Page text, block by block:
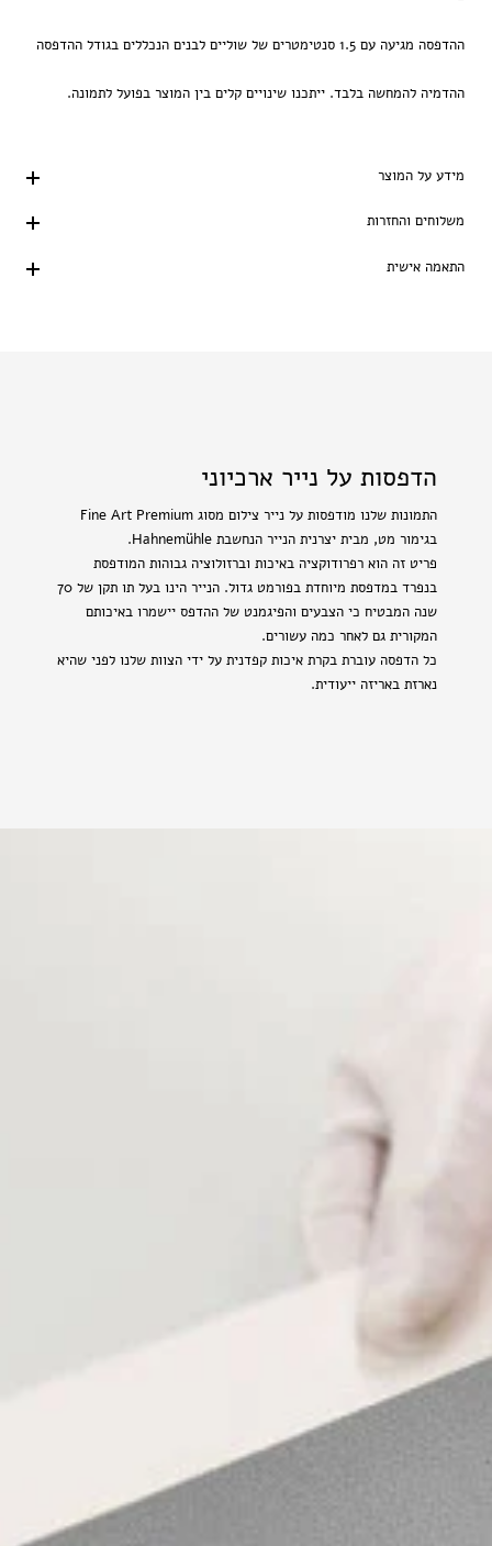
ההדפסה מגיעה עם 1.5 סנטימטרים של שוליים לבנים הנכללים בגודל ההדפסה
ההדמיה להמחשה בלבד. ייתכנו שינויים קלים בין המוצר בפועל לתמונה.
מידע על המוצר
משלוחים והחזרות
התאמה אישית
הדפסות על נייר ארכיוני
התמונות שלנו מודפסות על נייר צילום מסוג Fine Art Premium
בגימור מט, מבית יצרנית הנייר הנחשבת Hahnemühle.
פריט זה הוא רפרודוקציה באיכות וברזולוציה גבוהות המודפסת
בנפרד במדפסת מיוחדת בפורמט גדול. הנייר הינו בעל תו תקן של 70
שנה המבטיח כי הצבעים והפיגמנט של ההדפס יישמרו באיכותם
המקורית גם לאחר כמה עשורים.
כל הדפסה עוברת בקרת איכות קפדנית על ידי הצוות שלנו לפני שהיא
נארזת באריזה ייעודית.